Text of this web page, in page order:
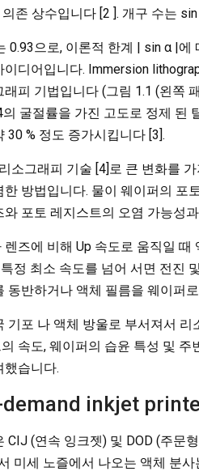
존 상수입니다 [2 ]. 개구 수는
0.93으로, 이론적 한계 | sin α |에
디어입니다. Immersion
피 기법입니다 (그림 1.1 (왼쪽
굴절률을 가진 고도로 정제 된
30 % 정도 증가시킵니다 [3].
소그래피 기술 [4]로 큰 변화를
방법입니다. 물이 웨이퍼의 포
포토 레지스트의 오염 가능성
즈에 비해 Up 속도로 움직일
정 최소 속도를 넘어 서면 전진
동반하거나 액체 필름을 웨이퍼
기포 나 액체 방울로 부서져서
속도, 웨이퍼의 습윤 특성 및
했습니다.
inkjet
CIJ (연속 잉크젯) 및 DOD (주문
미세 노즐에서 나오는 액체 분